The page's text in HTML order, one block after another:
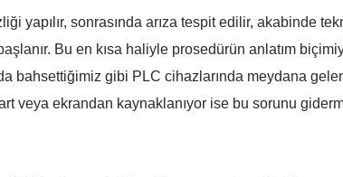
yapılır, sonrasında arıza tespit edilir, akabinde
Bu en kısa haliyle prosedürün anlatım
bahsettiğimiz gibi PLC cihazlarında meydana
veya ekrandan kaynaklanıyor ise bu sorunu